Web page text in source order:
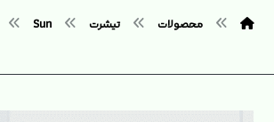
محصولات تیشرت Sun